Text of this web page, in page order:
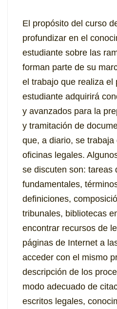
El propósito del curso
profundizar en el
estudiante sobre las
forman parte de su
el trabajo que realiza el
estudiante adquirirá
y avanzados para la
y tramitación de
que, a diario, se trabaja
oficinas legales.
se discuten son: tareas
fundamentales,
definiciones,
tribunales, bibliotecas
encontrar recursos de
páginas de Internet a
acceder con el mismo
descripción de los
modo adecuado de
escritos legales,